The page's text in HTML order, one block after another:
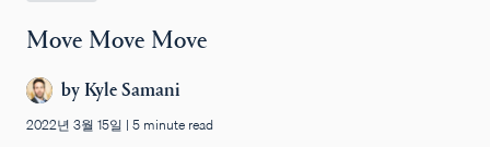
Move Move Move
by Kyle Samani
2022년 3월 15일 | 5 minute read